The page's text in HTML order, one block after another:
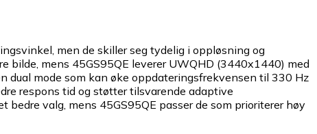
men de skiller seg tydelig i oppløsning og
mens 45GS95QE leverer UWQHD (3440x1440) med
dual mode som kan øke oppdateringsfrekvensen til 330 Hz
respons tid og støtter tilsvarende adaptive
valg, mens 45GS95QE passer de som prioriterer høy